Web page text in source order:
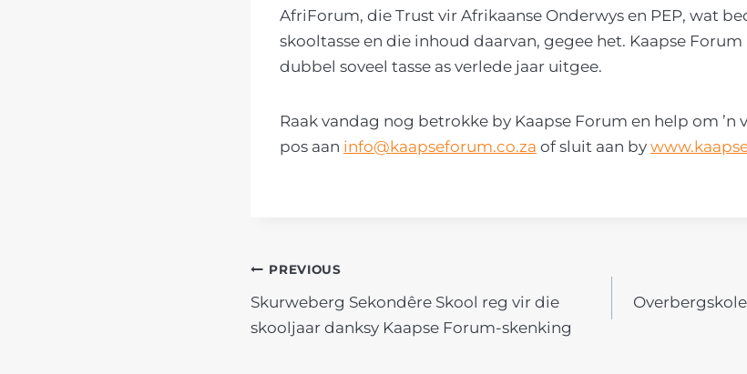
AfriForum, die Trust vir Afrikaanse Onderwys en PEP, wat
skooltasse en die inhoud daarvan, gegee het. Kaapse
dubbel soveel tasse as verlede jaar uitgee.
Raak vandag nog betrokke by Kaapse Forum en help om ’n
pos aan info@kaapseforum.co.za of sluit aan by
POST
NAVIGATION
PREVIOUS
Skurweberg Sekondêre Skool reg vir die
skooljaar danksy Kaapse Forum-skenking